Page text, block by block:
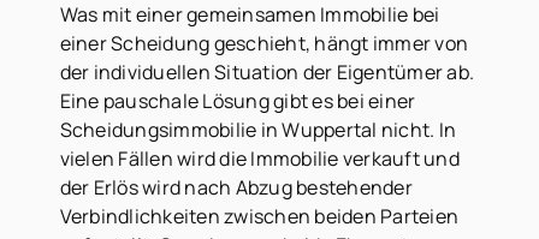
Was mit einer gemeinsamen Immobilie bei
einer Scheidung geschieht, hängt immer von
der individuellen Situation der Eigentümer ab.
Eine pauschale Lösung gibt es bei einer
Scheidungsimmobilie in Wuppertal nicht. In
vielen Fällen wird die Immobilie verkauft und
der Erlös wird nach Abzug bestehender
Verbindlichkeiten zwischen beiden Parteien